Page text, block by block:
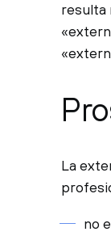
resulta
La
no